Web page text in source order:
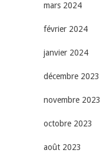
mars 2024
février 2024
janvier 2024
décembre 2023
novembre 2023
octobre 2023
août 2023